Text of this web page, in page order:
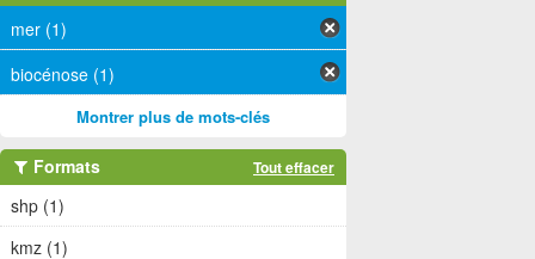
mer (1)
biocénose (1)
Montrer plus de mots-clés
Formats Tout effacer
shp (1)
kmz (1)